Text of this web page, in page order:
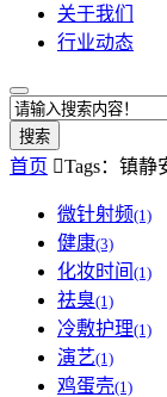
关于我们
行业动态
搜索
首页 Tags：镇静
微针射频(1)
健康(3)
化妆时间 (1)
祛臭(1)
冷敷护理(1)
演艺(1)
鸡蛋壳(1)